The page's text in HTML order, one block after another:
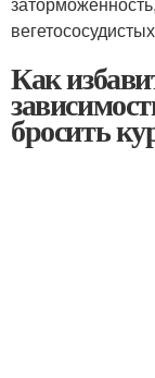
Как
бросить